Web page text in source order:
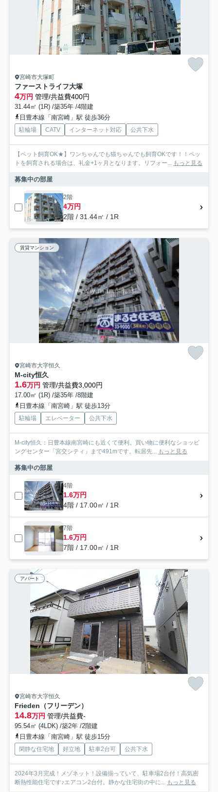
宮崎市大塚町
ファーストライフ大塚
4万円 管理/共益費400円
31.44㎡ (1R) /築35年 /4階建
日豊本線「南宮崎」駅 徒歩36分
駐輪場 CATV インターネット対応 公共下水
【ペット飼育OK★】ワンちゃんでも猫ちゃんでも飼育OKです！！ペッ
トを飼育される場合は、礼金+1ヶ月となります。リフォー... もっと見る
募集中の部屋
2階
4万円
2階 / 31.44㎡ / 1R
賃貸マンション
宮崎市大字恒久
M-city恒久
1.6万円 管理/共益費3,000円
17.00㎡ (1R) /築35年 /8階建
日豊本線「南宮崎」駅 徒歩13分
駐輪場 エレベーター 公共下水
M-city恒久：日豊本線南宮崎にも近くて便利。買い物に便利なショッピ
ングセンター「宮交シティ」まで491mです。転居先... もっと見る
募集中の部屋
4階
1.6万円
4階 / 17.00㎡ / 1R
7階
1.6万円
7階 / 17.00㎡ / 1R
アパート
宮崎市大字恒久
Frieden（フリーデン）
14.8万円 管理/共益費-
95.54㎡ (4LDK) /築2年 /2階建
日豊本線「南宮崎」駅 徒歩15分
閑静な住宅地 好立地 駐車2台可 公共下水
2024年3月完成！メゾネット！設備揃っていて、駐車場2台付！高気密
断熱性能住宅です♪エアコン2台付。静かな住宅街の中に... もっと見る